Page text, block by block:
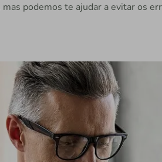
podemos te ajudar a evitar os